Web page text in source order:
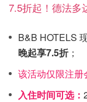
7.5折起！德法多
B&B HOTELS
晚起享7.5折 ；
该活动仅限注册
入住时间可选：